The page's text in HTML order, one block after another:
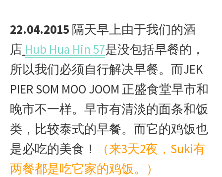
22.04.2015 隔天早上由于我们的酒
店 Hub Hua Hin 57是没包括早餐的，
所以我们必须自行解决早餐。而JEK
PIER SOM MOO JOOM 正盛食堂早市和
晚市不一样。早市有清淡的面条和饭
类，比较泰式的早餐。而它的鸡饭也
是必吃的美食！
（来3天2夜，Suki有
两餐都是吃它家的鸡饭。）